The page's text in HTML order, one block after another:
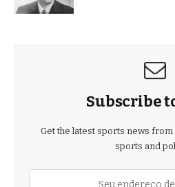
Subscribe
Get the latest sports news
sports and